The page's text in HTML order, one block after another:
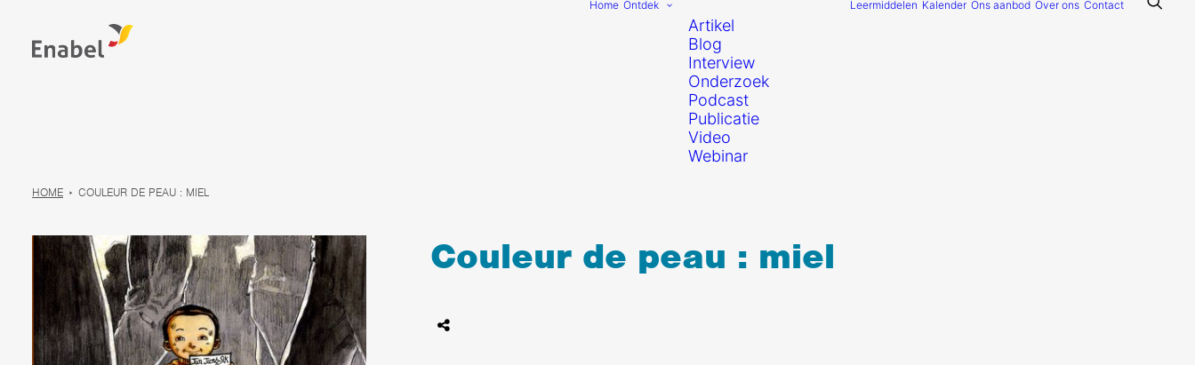
Home Ontdek
Artikel
Blog
Interview
Onderzoek
Podcast
Publicatie
Video
Webinar
Leermiddelen Kalender Ons aanbod Over ons Contact
HOME COULEUR DE PEAU : MIEL
Couleur de peau : miel